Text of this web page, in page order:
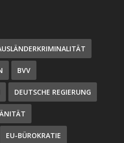
BVV
DEUTSCHE REGIERUNG
EU-BÜROKRATIE